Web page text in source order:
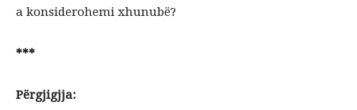
a konsiderohemi xhunubë?
***
Përgjigjja: